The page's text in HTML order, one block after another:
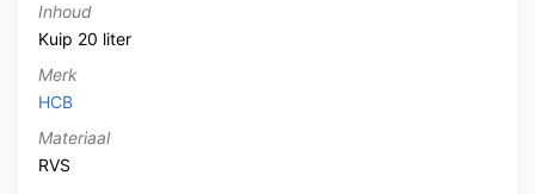
Inhoud
Kuip 20 liter
Merk
HCB
Materiaal
RVS